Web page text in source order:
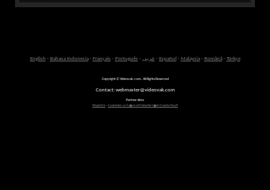
English - Bahasa Indonesia- Français - Português - عربى- Español - Malaysia- Română- Türkçe
Copyright © Videovak.com. All Rights Reserved
Contact: webmaster@videovak.com
Partner sites:
Waptrick-Gazeteler ve G�ncel Haberler i�in Gazete Keyfi